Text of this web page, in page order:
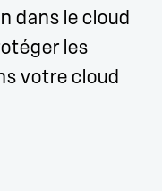
dans le cloud
les
votre cloud